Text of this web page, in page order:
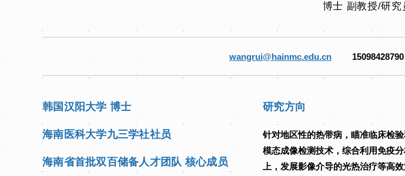
博士 副教授/研究
wangrui@hainmc.edu.cn 15098428790
韩国汉阳大学 博士
海南医科大学九三学社社员
海南省首批双百储备人才团队 核心成员
研究方向
针对地区性的热带病，瞄准临床检
模态成像检测技术，综合利用免疫
上，发展影像介导的光热治疗等高效